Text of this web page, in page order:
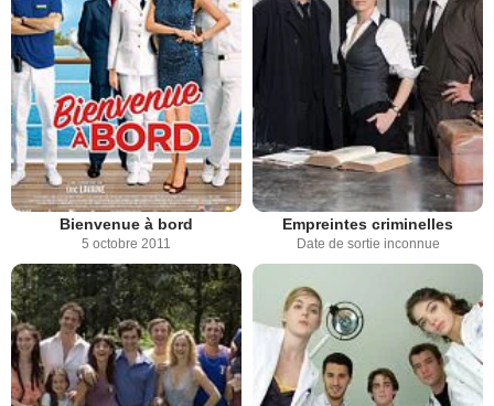
Bienvenue à bord
5 octobre 2011
Empreintes criminelles
Date de sortie inconnue